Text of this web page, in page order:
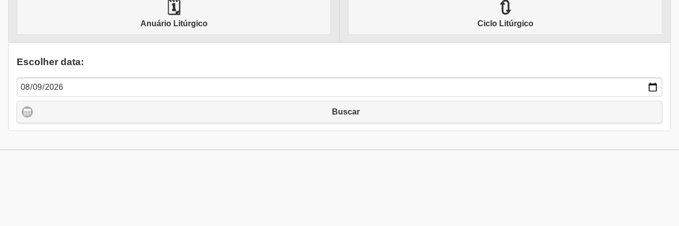
🗓
Anuário Litúrgico
🔃
Ciclo Litúrgico
Escolher data:
Buscar